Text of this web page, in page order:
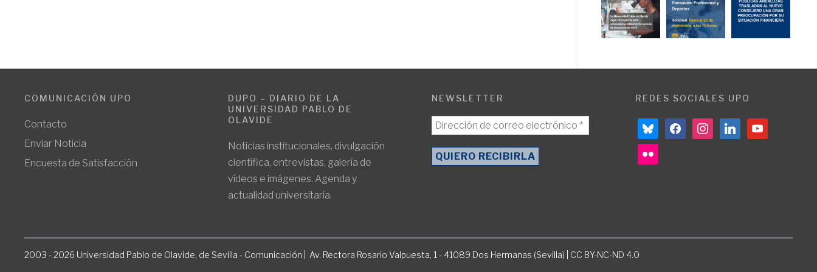
COMUNICACIÓN UPO
Contacto
Enviar Noticia
Encuesta de Satisfacción
DUPO – DIARIO DE LA
UNIVERSIDAD PABLO DE
OLAVIDE
Noticias institucionales, divulgación
científica, entrevistas, galería de
vídeos e imágenes. Agenda y
actualidad universitaria.
NEWSLETTER REDES SOCIALES UPO
blueskyfacebookinstagramlinkedin youtube
flickr
2003 - 2026 Universidad Pablo de Olavide, de Sevilla - Comunicación | Av. Rectora Rosario Valpuesta, 1 - 41089 Dos Hermanas (Sevilla) | CC BY-NC-ND 4.0